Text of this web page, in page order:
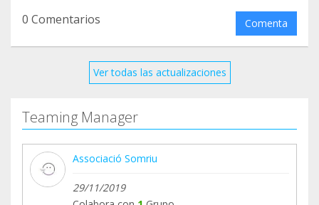
0 Comentarios Comenta
Ver todas las actualizaciones
Teaming Manager
Associació Somriu
29/11/2019